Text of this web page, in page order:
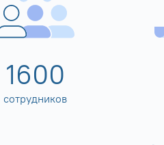
1600
сотрудников